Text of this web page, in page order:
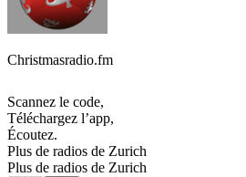
Christmasradio.fm
Scannez le code,
Téléchargez l’app,
Écoutez.
Plus de radios de Zurich
Plus de radios de Zurich